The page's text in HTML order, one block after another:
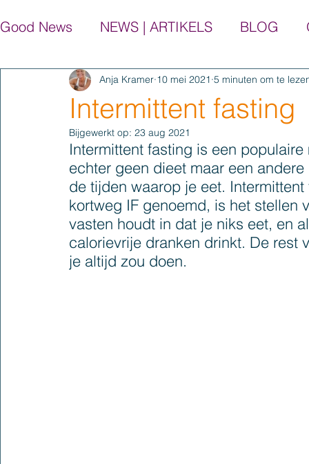
Good News NEWS | ARTIKELS BLOG
Intermittent fasting
Anja Kramer 10 mei 2021 5 minuten om te
Bijgewerkt op: 23 aug 2021
Intermittent fasting is een
echter geen dieet maar een
de tijden waarop je eet.
kortweg IF genoemd, is het
vasten houdt in dat je niks eet, en
calorievrije dranken drinkt. De
je altijd zou doen.